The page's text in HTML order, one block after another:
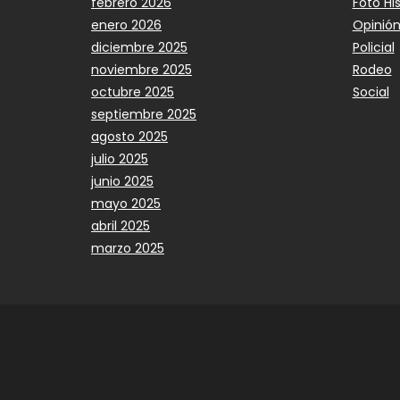
enero 2026
diciembre 2025
noviembre 2025
octubre 2025
septiembre 2025
agosto 2025
julio 2025
junio 2025
mayo 2025
abril 2025
marzo 2025
Opinión
Policial
Rodeo
Social